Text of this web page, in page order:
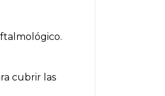
cubrir las